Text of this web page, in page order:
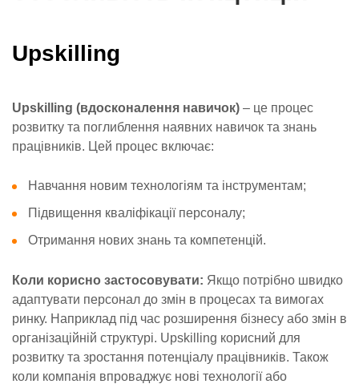
Upskilling
Upskilling (вдосконалення навичок) – це процес
розвитку та поглиблення наявних навичок та знань
працівників. Цей процес включає:
Навчання новим технологіям та інструментам;
Підвищення кваліфікації персоналу;
Отримання нових знань та компетенцій.
Коли корисно застосовувати: Якщо потрібно швидко
адаптувати персонал до змін в процесах та вимогах
ринку. Наприклад під час розширення бізнесу або змін в
організаційній структурі. Upskilling корисний для
розвитку та зростання потенціалу працівників. Також
коли компанія впроваджує нові технології або